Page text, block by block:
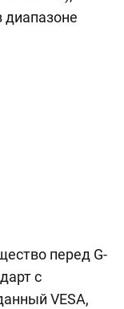
диапазоне
перед G-
с
VESA,